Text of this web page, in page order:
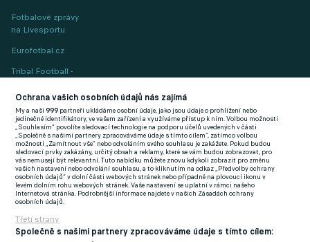
Fotbalové zprávy
na Livesportu
Eurofotbal.cz
Tribal Football -
(EN)
FlashFutbal (SK)
Tenisportal.cz
Tenisové zprávy
na Livesportu
Ochrana vašich osobních údajů nás zajímá
My a naši999 partneři ukládáme osobní údaje, jako jsou údaje o prohlížení nebo
jedinečné identifikátory, ve vašem zařízení a využíváme přístup k nim. Volbou možnosti
„Souhlasím“ povolíte sledovací technologie na podporu účelů uvedených v části
„Společně s našimi partnery zpracováváme údaje s tímto cílem“, zatímco volbou
možnosti „Zamítnout vše“ nebo odvoláním svého souhlasu je zakážete. Pokud budou
sledovací prvky zakázány, určitý obsah a reklamy, které se vám budou zobrazovat, pro
vás nemusejí být relevantní. Tuto nabídku můžete znovu kdykoli zobrazit pro změnu
vašich nastavení nebo odvolání souhlasu, a to kliknutím na odkaz „Předvolby ochrany
osobních údajů“ v dolní části webových stránek nebo případně na plovoucí ikonu v
levém dolním rohu webových stránek. Vaše nastavení se uplatní v rámci našeho
Internetová stránka. Podrobnější informace najdete v našich Zásadách ochrany
osobních údajů.
Třetí strany
Společně s našimi partnery zpracováváme údaje s tímto cílem: